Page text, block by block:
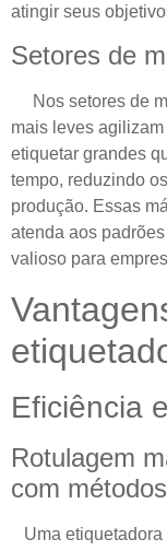
atingir seus
Setores de
Nos setores de
mais leves
etiquetar grandes
tempo, reduzindo
produção. Essas
atenda aos
valioso para
Eficiência
Rotulagem
com
Uma etiquetadora